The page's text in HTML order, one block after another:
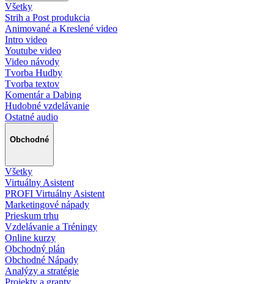
Všetky
Strih a Post produkcia
Animované a Kreslené video
Intro video
Youtube video
Video návody
Tvorba Hudby
Tvorba textov
Komentár a Dabing
Hudobné vzdelávanie
Ostatné audio
Obchodné
Všetky
Virtuálny Asistent
PROFI Virtuálny Asistent
Marketingové nápady
Prieskum trhu
Vzdelávanie a Tréningy
Online kurzy
Obchodný plán
Obchodné Nápady
Analýzy a stratégie